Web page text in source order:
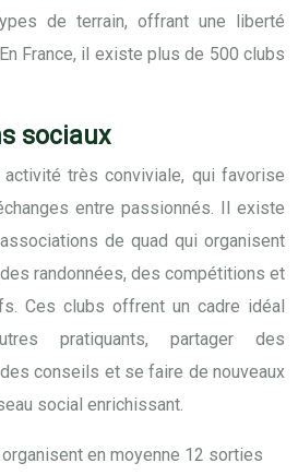
de terrain, offrant une liberté
France, il existe plus de 500 clubs
sociaux
très conviviale, qui favorise
entre passionnés. Il existe
de quad qui organisent
randonnées, des compétitions et
Ces clubs offrent un cadre idéal
pratiquants, partager des
conseils et se faire de nouveaux
social enrichissant.
en moyenne 12 sorties